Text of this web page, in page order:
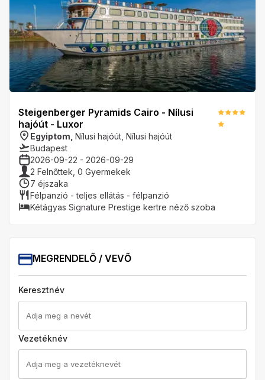
Steigenberger Pyramids Cairo - Nílusi
hajóút - Luxor
Egyiptom Nílusi hajóút Nílusi hajóút
Budapest
2026-09-22 - 2026-09-29
2 Felnőttek, 0 Gyermekek
7 éjszaka
Félpanzió - teljes ellátás - félpanzió
Kétágyas Signature Prestige kertre néző szoba
MEGRENDELŐ / VEVŐ
Keresztnév
Vezetéknév